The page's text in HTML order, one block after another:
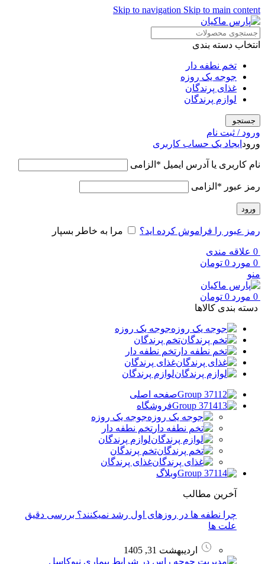
Skip to navigation Skip to main content
انتخاب دسته بندی
تخم نطفه دار
جوجه یک روزه
غذای پرندگان
لوازم پرندگان
جستجو
ورود / ثبت نام
ورود ایجاد یک حساب کاربری
نام کاربری یا آدرس ایمیل * الزامی
رمز عبور * الزامی
ورود
رمز عبور را فراموش کرده اید؟ مرا به خاطر بسپار
0 علاقه مندی
0 مورد 0 تومان
منو
0 مورد 0 تومان
دسته بندی کالاها
جوجه یک روزه
تخم پرندگان
تخم نطفه دار
غذای پرندگان
لوازم پرندگان
صفحه اصلی
فروشگاه
جوجه یک روزه
تخم نطفه دار
لوازم پرندگان
تخم پرندگان
غذای پرندگان
وبلاگ
آخرین مطالب
چرا نطفه ها در روزهای اول رشد نمیکنند؟ بررسی دقیق
علت ها
اردیبهشت 31, 1405